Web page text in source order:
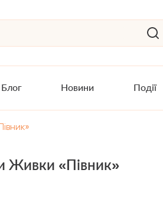
Блог Новини Події
Живки «Півник»